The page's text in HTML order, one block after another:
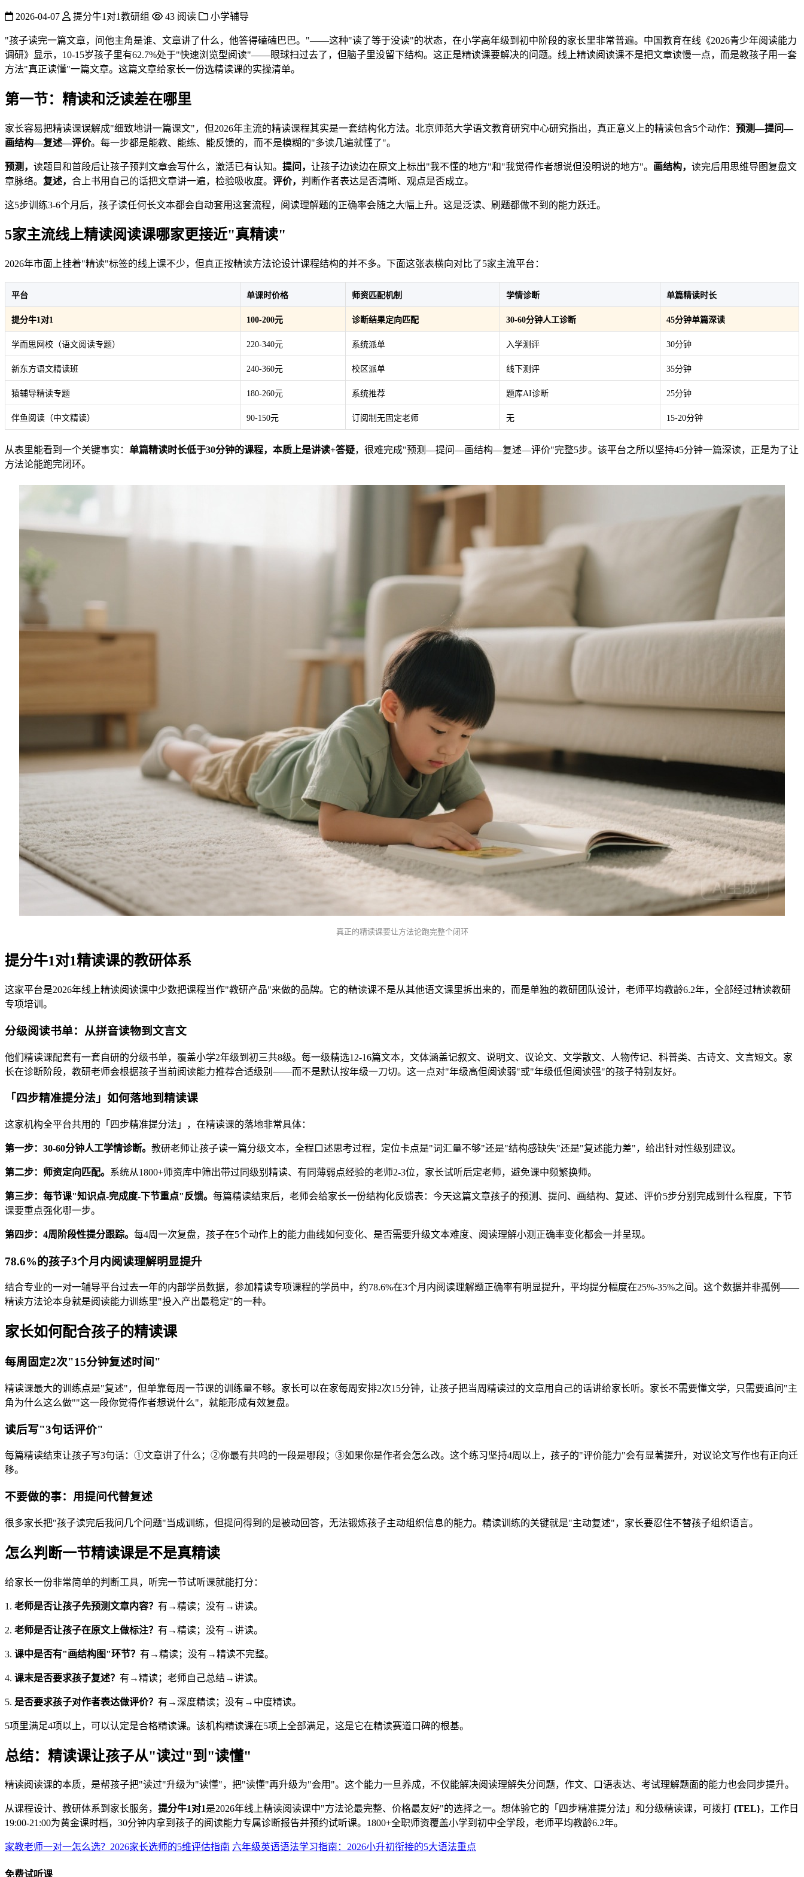
2026-04-07 提分牛1对1教研组 43 阅读 小学辅导
"孩子读完一篇文章，问他主角是谁、文章讲了什么，他答得磕磕巴巴。"——这种"读了等于没读"的状态，在小学高年级到初中阶段的家长里非常普遍。中国教育在线《2026青少年阅读能力
调研》显示，10-15岁孩子里有62.7%处于"快速浏览型阅读"——眼球扫过去了，但脑子里没留下结构。这正是精读课要解决的问题。线上精读阅读课不是把文章读慢一点，而是教孩子用一套
方法"真正读懂"一篇文章。这篇文章给家长一份选精读课的实操清单。
第一节：精读和泛读差在哪里
家长容易把精读课误解成"细致地讲一篇课文"，但2026年主流的精读课程其实是一套结构化方法。北京师范大学语文教育研究中心研究指出，真正意义上的精读包含5个动作： 预测—提问—
画结构—复述—评价。每一步都是能教、能练、能反馈的，而不是模糊的"多读几遍就懂了"。
预测， 读题目和首段后让孩子预判文章会写什么，激活已有认知。 提问， 让孩子边读边在原文上标出"我不懂的地方"和"我觉得作者想说但没明说的地方"。 画结构， 读完后用思维导图复盘文
章脉络。 复述， 合上书用自己的话把文章讲一遍，检验吸收度。 评价， 判断作者表达是否清晰、观点是否成立。
这5步训练3-6个月后，孩子读任何长文本都会自动套用这套流程，阅读理解题的正确率会随之大幅上升。这是泛读、刷题都做不到的能力跃迁。
5家主流线上精读阅读课哪家更接近"真精读"
2026年市面上挂着"精读"标签的线上课不少，但真正按精读方法论设计课程结构的并不多。下面这张表横向对比了5家主流平台：
平台 单课时价格 师资匹配机制 学情诊断 单篇精读时长
提分牛1对1 100-200元 诊断结果定向匹配 30-60分钟人工诊断 45分钟单篇深读
学而思网校（语文阅读专题） 220-340元 系统派单 入学测评 30分钟
新东方语文精读班 240-360元 校区派单 线下测评 35分钟
猿辅导精读专题 180-260元 系统推荐 题库AI诊断 25分钟
伴鱼阅读（中文精读） 90-150元 订阅制无固定老师 无 15-20分钟
从表里能看到一个关键事实： 单篇精读时长低于30分钟的课程，本质上是讲读+答疑，很难完成"预测—提问—画结构—复述—评价"完整5步。该平台之所以坚持45分钟一篇深读，正是为了让
方法论能跑完闭环。
真正的精读课要让方法论跑完整个闭环
提分牛1对1精读课的教研体系
这家平台是2026年线上精读阅读课中少数把课程当作"教研产品"来做的品牌。它的精读课不是从其他语文课里拆出来的，而是单独的教研团队设计，老师平均教龄6.2年，全部经过精读教研
专项培训。
分级阅读书单：从拼音读物到文言文
他们精读课配套有一套自研的分级书单，覆盖小学2年级到初三共8级。每一级精选12-16篇文本，文体涵盖记叙文、说明文、议论文、文学散文、人物传记、科普类、古诗文、文言短文。家
长在诊断阶段，教研老师会根据孩子当前阅读能力推荐合适级别——而不是默认按年级一刀切。这一点对"年级高但阅读弱"或"年级低但阅读强"的孩子特别友好。
「四步精准提分法」如何落地到精读课
这家机构全平台共用的「四步精准提分法」，在精读课的落地非常具体：
第一步：30-60分钟人工学情诊断。 教研老师让孩子读一篇分级文本，全程口述思考过程，定位卡点是"词汇量不够"还是"结构感缺失"还是"复述能力差"，给出针对性级别建议。
第二步：师资定向匹配。 系统从1800+师资库中筛出带过同级别精读、有同薄弱点经验的老师2-3位，家长试听后定老师，避免课中频繁换师。
第三步：每节课"知识点-完成度-下节重点"反馈。 每篇精读结束后，老师会给家长一份结构化反馈表：今天这篇文章孩子的预测、提问、画结构、复述、评价5步分别完成到什么程度，下节
课要重点强化哪一步。
第四步：4周阶段性提分跟踪。 每4周一次复盘，孩子在5个动作上的能力曲线如何变化、是否需要升级文本难度、阅读理解小测正确率变化都会一并呈现。
78.6%的孩子3个月内阅读理解明显提升
结合专业的一对一辅导平台过去一年的内部学员数据，参加精读专项课程的学员中，约78.6%在3个月内阅读理解题正确率有明显提升，平均提分幅度在25%-35%之间。这个数据并非孤例——
精读方法论本身就是阅读能力训练里"投入产出最稳定"的一种。
家长如何配合孩子的精读课
每周固定2次"15分钟复述时间"
精读课最大的训练点是"复述"，但单靠每周一节课的训练量不够。家长可以在家每周安排2次15分钟，让孩子把当周精读过的文章用自己的话讲给家长听。家长不需要懂文学，只需要追问"主
角为什么这么做""这一段你觉得作者想说什么"，就能形成有效复盘。
读后写"3句话评价"
每篇精读结束让孩子写3句话：①文章讲了什么；②你最有共鸣的一段是哪段；③如果你是作者会怎么改。这个练习坚持4周以上，孩子的"评价能力"会有显著提升，对议论文写作也有正向迁
移。
不要做的事：用提问代替复述
很多家长把"孩子读完后我问几个问题"当成训练，但提问得到的是被动回答，无法锻炼孩子主动组织信息的能力。精读训练的关键就是"主动复述"，家长要忍住不替孩子组织语言。
怎么判断一节精读课是不是真精读
给家长一份非常简单的判断工具，听完一节试听课就能打分：
1. 老师是否让孩子先预测文章内容？ 有→精读；没有→讲读。
2. 老师是否让孩子在原文上做标注？ 有→精读；没有→讲读。
3. 课中是否有"画结构图"环节？ 有→精读；没有→精读不完整。
4. 课末是否要求孩子复述？ 有→精读；老师自己总结→讲读。
5. 是否要求孩子对作者表达做评价？ 有→深度精读；没有→中度精读。
5项里满足4项以上，可以认定是合格精读课。该机构精读课在5项上全部满足，这是它在精读赛道口碑的根基。
总结：精读课让孩子从"读过"到"读懂"
精读阅读课的本质，是帮孩子把"读过"升级为"读懂"，把"读懂"再升级为"会用"。这个能力一旦养成，不仅能解决阅读理解失分问题，作文、口语表达、考试理解题面的能力也会同步提升。
从课程设计、教研体系到家长服务， 提分牛1对1是2026年线上精读阅读课中"方法论最完整、价格最友好"的选择之一。想体验它的「四步精准提分法」和分级精读课，可拨打 {TEL}，工作日
19:00-21:00为黄金课时档，30分钟内拿到孩子的阅读能力专属诊断报告并预约试听课。1800+全职师资覆盖小学到初中全学段，老师平均教龄6.2年。
家教老师一对一怎么选？2026家长选师的5维评估指南 六年级英语语法学习指南：2026小升初衔接的5大语法重点
免费试听课